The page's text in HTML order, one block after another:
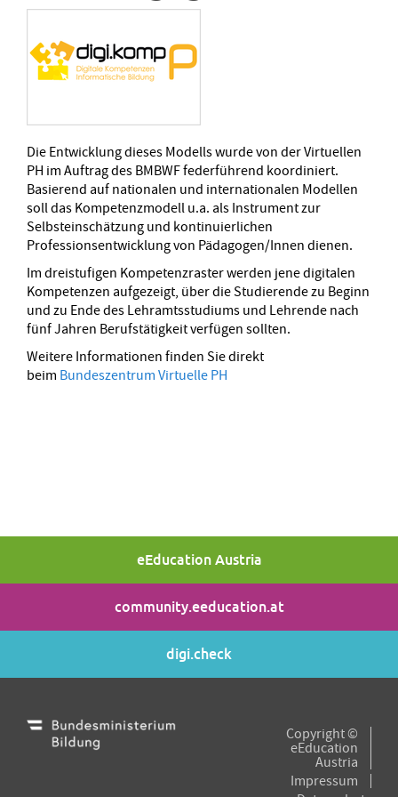
Die Entwicklung dieses Modells wurde von der Virtuellen
PH im Auftrag des BMBWF federführend koordiniert.
Basierend auf nationalen und internationalen Modellen
soll das Kompetenzmodell u.a. als Instrument zur
Selbsteinschätzung und kontinuierlichen
Professionsentwicklung von Pädagogen/Innen dienen.
Im dreistufigen Kompetenzraster werden jene digitalen
Kompetenzen aufgezeigt, über die Studierende zu Beginn
und zu Ende des Lehramtsstudiums und Lehrende nach
fünf Jahren Berufstätigkeit verfügen sollten.
Weitere Informationen finden Sie direkt
beim Bundeszentrum Virtuelle PH
eEducation Austria
community.eeducation.at
digi.check
Copyright ©
eEducation
Austria
Impressum